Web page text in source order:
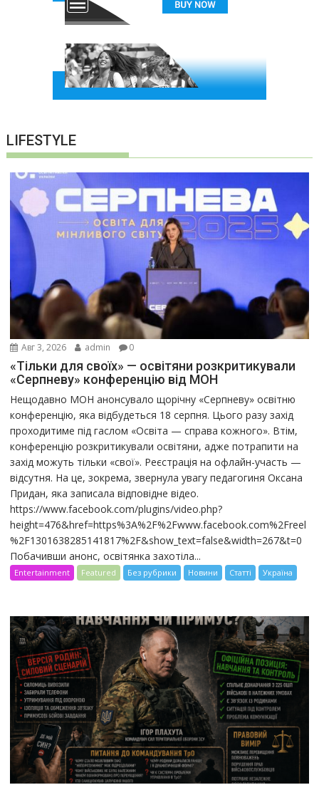
LIFESTYLE
Авг 3, 2026 admin 0
«Тільки для своїх» — освітяни розкритикували
«Серпневу» конференцію від МОН
Нещодавно МОН анонсувало щорічну «Серпневу» освітню
конференцію, яка відбудеться 18 серпня. Цього разу захід
проходитиме під гаслом «Освіта — справа кожного». Втім,
конференцію розкритикували освітяни, адже потрапити на
захід можуть тільки «свої». Реєстрація на офлайн-участь —
відсутня. На це, зокрема, звернула увагу педагогиня Оксана
Придан, яка записала відповідне відео.
https://www.facebook.com/plugins/video.php?
height=476&href=https%3A%2F%2Fwww.facebook.com%2Freel
%2F1301638285141817%2F&show_text=false&width=267&t=0
Побачивши анонс, освітянка захотіла...
Entertainment Featured Без рубрики Новини Статті Україна